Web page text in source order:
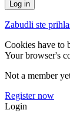
Zabudli ste
Cookies have to
Your browser's
Not a member
Register now
Login